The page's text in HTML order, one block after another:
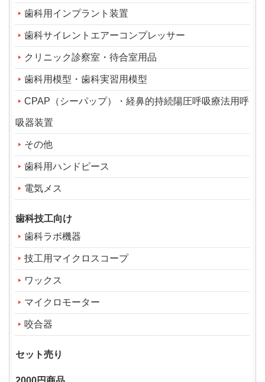
歯科用インプラント装置
歯科サイレントエアーコンプレッサー
クリニック診察室・待合室用品
歯科用模型・歯科実習用模型
CPAP（シーパップ）・経鼻的持続陽圧呼吸療法用呼
吸器装置
その他
歯科用ハンドピース
電気メス
歯科技工向け
歯科ラボ機器
技工用マイクロスコープ
ワックス
マイクロモーター
咬合器
セット売り